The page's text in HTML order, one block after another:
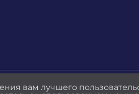
Оферта
вам лучшего